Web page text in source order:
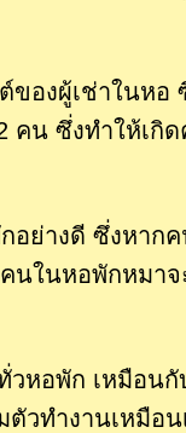
ของผู้เช่าในหอ
คน ซึ่งทำให้เกิ
อย่างดี ซึ่งหาก
นในหอพักหมาจ
วหอพัก เหมือนกั
วทำงานเหมือน